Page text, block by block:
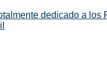
dedicado a los